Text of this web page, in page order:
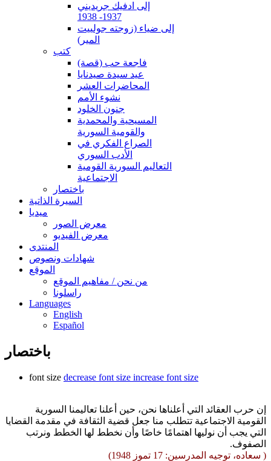
إلى ادفيك جريديني
1937- 1938
إلى ضياء (زوجته جولييت
المير)
كتب
فاجعة حب (قصة)
عيد سيدة صيدنايا
المحاضرات العشر
نشوء الأمم
جنون الخلود
المسيحية والمحمدية
والقومية السورية
الصراع الفكري في
الأدب السوري
التعاليم السورية القومية
الاجتماعية
باختصار
السيرة الذاتية
ميديا
معرض الصور
معرض الفيديو
المنتدى
شهادات ونصوص
الموقع
من نحن / مفاهيم الموقع
راسلونا
Languages
English
Español
باختصار
font size decrease font size increase font size
إن حرب العقائد التي أعلناها نحن، حين أعلنا تعاليمنا السورية
القومية الاجتماعية تتطلب منا جعل قضية الثقافة في مقدمة القضايا
التي يجب أن نوليها اهتمامًا خاصًا وأن نخطط لها الخطط ونرتب
الصفوف.
( سعاده، توجيه المدرسين: 17 تموز 1948)